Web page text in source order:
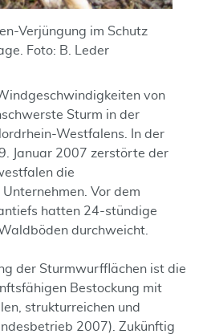
Verjüngung im Schutz
Foto: B. Leder
von
Sturm in der
Westfalens. In der
Januar 2007 zerstörte der
die
Vor dem
hatten 24-stündige
durchweicht.
der Sturmwurfflächen ist die
Bestockung mit
strukturreichen und
2007). Zukünftig